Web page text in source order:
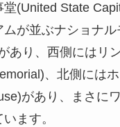
(United State
ムが並ぶナショナル
あり、西側にはリ
、北側には
があり、まさに
ます。